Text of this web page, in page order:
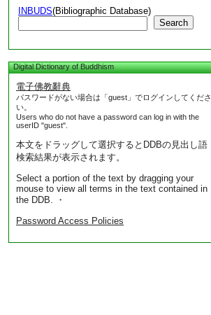
INBUDS(Bibliographic Database)
Search
Digital Dictionary of Buddhism
電子佛教辭典
パスワードがない場合は「guest」でログインしてくださ
い。
Users who do not have a password can log in with the
userID "guest".
本文をドラッグして選択するとDDBの見出し語
検索結果が表示されます。
Select a portion of the text by dragging your
mouse to view all terms in the text contained in
the DDB. ・
Password Access Policies